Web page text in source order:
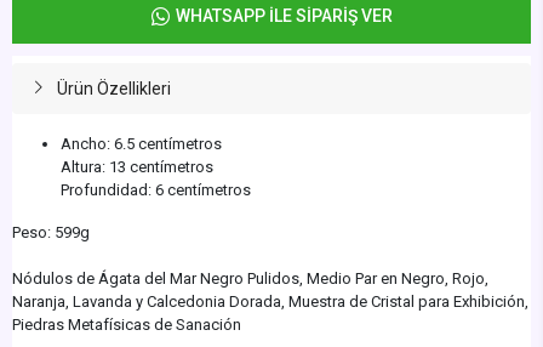
WHATSAPP İLE SİPARİŞ VER
Ürün Özellikleri
Ancho: 6.5 centímetros
Altura: 13 centímetros
Profundidad: 6 centímetros
Peso: 599g
Nódulos de Ágata del Mar Negro Pulidos, Medio Par en Negro, Rojo,
Naranja, Lavanda y Calcedonia Dorada, Muestra de Cristal para Exhibición,
Piedras Metafísicas de Sanación